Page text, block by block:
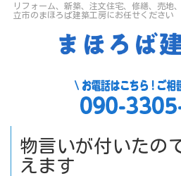
リフォーム、新築、注文住宅、修繕、売地
立市のまほろば建築工房にお任せください
物言いが付いたの
えます